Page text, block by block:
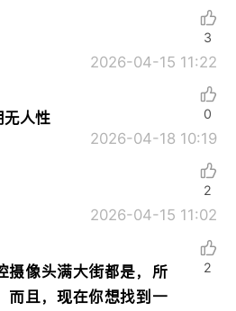
2026-04-15 11:22
3
无人性
2026-04-18 10:19
0
2026-04-15 11:02
2
摄像头满大街都是，所
而且，现在你想找到一
2